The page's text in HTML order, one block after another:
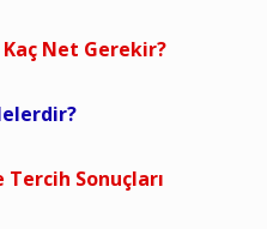
Kaç Net Gerekir?
Sonuçları